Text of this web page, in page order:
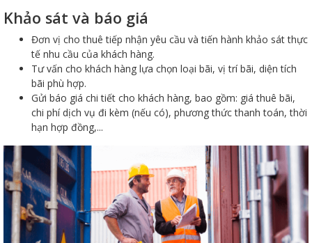
Khảo sát và báo giá
Đơn vị cho thuê tiếp nhận yêu cầu và tiến hành khảo sát thực
tế nhu cầu của khách hàng.
Tư vấn cho khách hàng lựa chọn loại bãi, vị trí bãi, diện tích
bãi phù hợp.
Gửi báo giá chi tiết cho khách hàng, bao gồm: giá thuê bãi,
chi phí dịch vụ đi kèm (nếu có), phương thức thanh toán, thời
hạn hợp đồng,...